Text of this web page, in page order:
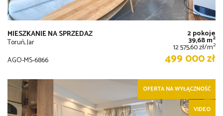
MIESZKANIE NA SPRZEDAŻ
Toruń, Jar
2 pokoje
39,68 m2
12 575,60 zł/m2
AGO-MS-6866 499 000 zł
OFERTA NA WYŁĄCZNOŚĆ
VIDEO